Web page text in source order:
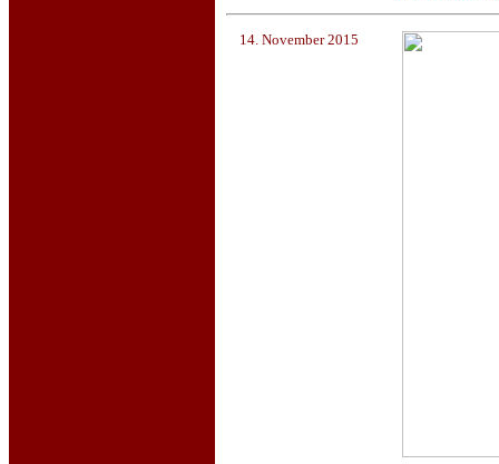
14. November 2015